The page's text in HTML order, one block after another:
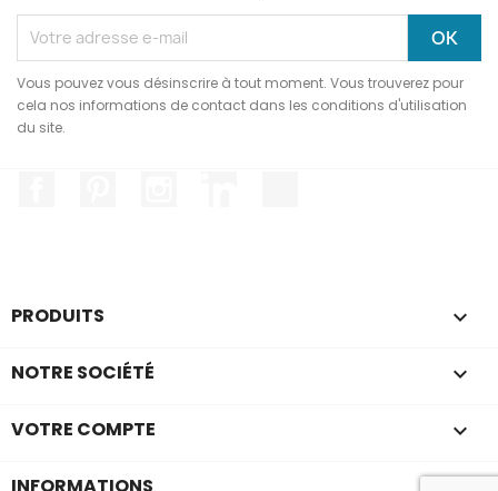
Vous pouvez vous désinscrire à tout moment. Vous trouverez pour
cela nos informations de contact dans les conditions d'utilisation
du site.
PRODUITS 
NOTRE SOCIÉTÉ 
VOTRE COMPTE 